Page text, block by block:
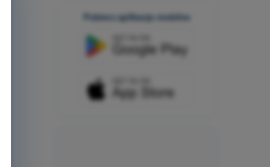
Pobierz aplikacje mobilne